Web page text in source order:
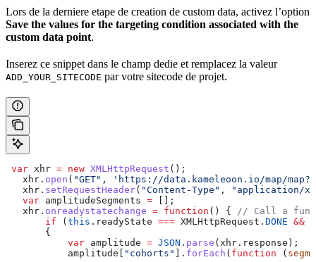
Lors de la derniere etape de creation de custom data, activez l’option
Save the values for the targeting condition associated with the
custom data point.
Inserez ce snippet dans le champ dedie et remplacez la valeur
ADD_YOUR_SITECODE par votre sitecode de projet.
var xhr = new XMLHttpRequest ();
   xhr
. open ( "GET" ,
'https://data.kameleoon.io/map/
   xhr
. setRequestHeader( "Content-Type" ,
"application/x-
   var
amplitudeSegments = [];
   xhr
. onreadystatechange = function () { // Call a
       if
( this . readyState === XMLHttpRequest . DONE &&
       {
           var
amplitude = JSON . parse ( xhr . response );
           amplitude
"cohorts" ]. forEach ( function (